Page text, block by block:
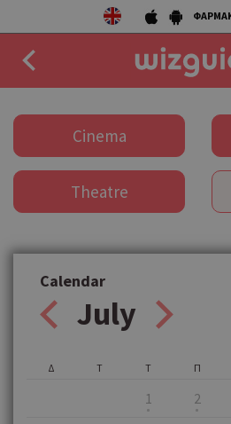
DRINK
COLLECTIONS
STORIES
Cinema
Theatre
Calendar
July
Δ Τ Τ
1
Π
2